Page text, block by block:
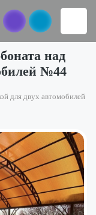
над
№44
для двух автомобилей